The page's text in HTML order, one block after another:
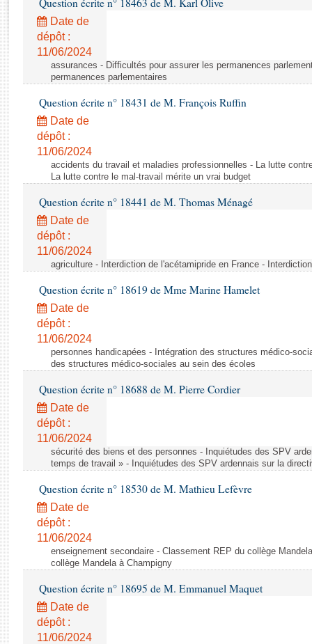
Rapports d'enquête
Rapports législatifs
Rapports sur l'application des lois
Baromètre de l’application des lois
Budget et sécurité sociale
Questions écrites et orales
Comptes rendus des débats
Question écrite n° 18463 de M. Karl Olive
Date de
dépôt :
11/06/2024
assurances - Difficultés pour assurer les permanences
permanences parlementaires
Question écrite n° 18431 de M. François Ruffin
Date de
dépôt :
11/06/2024
accidents du travail et maladies professionnelles - La lutte
La lutte contre le mal-travail mérite un vrai budget
Question écrite n° 18441 de M. Thomas Ménagé
Date de
dépôt :
11/06/2024
agriculture - Interdiction de l'acétamipride en France -
Question écrite n° 18619 de Mme Marine Hamelet
Date de
dépôt :
11/06/2024
personnes handicapées - Intégration des structures médico-
des structures médico-sociales au sein des écoles
Question écrite n° 18688 de M. Pierre Cordier
Date de
dépôt :
11/06/2024
sécurité des biens et des personnes - Inquiétudes des SPV
temps de travail » - Inquiétudes des SPV ardennais sur la
Question écrite n° 18530 de M. Mathieu Lefèvre
Date de
dépôt :
11/06/2024
enseignement secondaire - Classement REP du collège
collège Mandela à Champigny
Question écrite n° 18695 de M. Emmanuel Maquet
Date de
dépôt :
11/06/2024